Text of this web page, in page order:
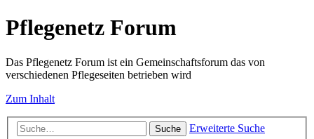
Pflegenetz Forum
Das Pflegenetz Forum ist ein Gemeinschaftsforum das von
verschiedenen Pflegeseiten betrieben wird
Zum Inhalt
Suche Erweiterte Suche